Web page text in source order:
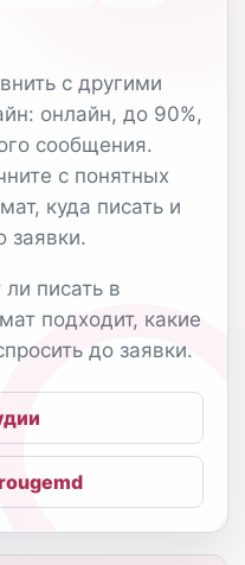
с другими
онлайн, до 90%,
сообщения.
с понятных
куда писать и
заявки.
писать в
подходит, какие
до заявки.